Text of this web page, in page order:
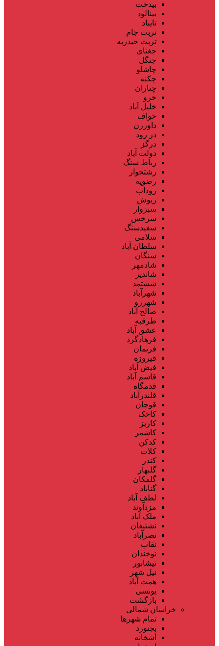
بیدخت
بینالود
تایباد
تربت جام
تربت حیدریه
جغتای
جنگل
چاشلو
چکنه
چناران
خرو
خلیل آباد
خواف
داورزن
در رود
درگز
دولت آباد
رباط سنگ
رشتخوار
رضویه
روداب
ریوش
سبزوار
سرخس
سفیدسنگ
سلامی
سلطان آباد
سنگان
شادمهر
شاندیز
ششتمد
شهرآباد
شهرزو
صالح آباد
طرقبه
عشق آباد
فرهادگرد
فریمان
فیروزه
فیض آباد
قاسم آباد
قدمگاه
قلندرآباد
قوچان
کاخک
کاریز
کاشمر
کدکن
کلات
کندر
گلبهار
گلمکان
گناباد
لطف آباد
مزدآوند
ملک آباد
نشتیفان
نصرآباد
نقاب
نوخندان
نیشابور
نیل شهر
همت آباد
یونسی
بازگشت
خراسان شمالی
تمام شهر‌ها
بجنورد
آشخانه